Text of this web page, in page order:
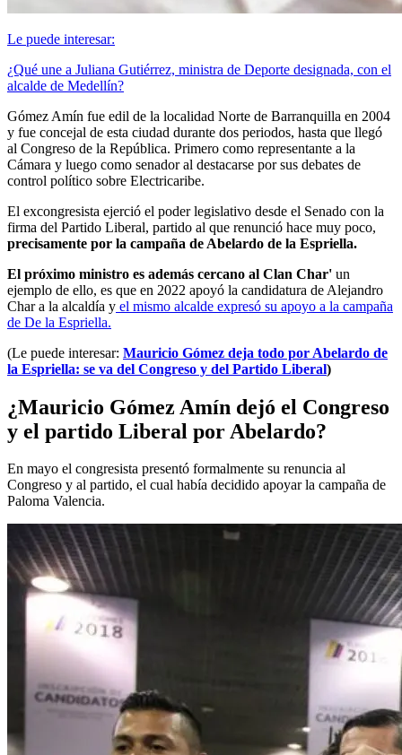
Le puede interesar:
¿Qué une a Juliana Gutiérrez, ministra de Deporte designada, con el
alcalde de Medellín?
Gómez Amín fue edil de la localidad Norte de Barranquilla en 2004
y fue concejal de esta ciudad durante dos periodos, hasta que llegó
al Congreso de la República. Primero como representante a la
Cámara y luego como senador al destacarse por sus debates de
control político sobre Electricaribe.
El excongresista ejerció el poder legislativo desde el Senado con la
firma del Partido Liberal, partido al que renunció hace muy poco,
precisamente por la campaña de Abelardo de la Espriella.
El próximo ministro es además cercano al Clan Char' un
ejemplo de ello, es que en 2022 apoyó la candidatura de Alejandro
Char a la alcaldía y el mismo alcalde expresó su apoyo a la campaña
de De la Espriella.
(Le puede interesar: Mauricio Gómez deja todo por Abelardo de
la Espriella: se va del Congreso y del Partido Liberal)
¿Mauricio Gómez Amín dejó el Congreso
y el partido Liberal por Abelardo?
En mayo el congresista presentó formalmente su renuncia al
Congreso y al partido, el cual había decidido apoyar la campaña de
Paloma Valencia.